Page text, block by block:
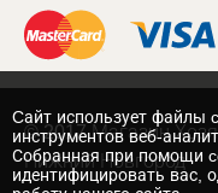
© 2017 Магазин
Нижний Новгород
Cайт использует файлы
инструментов веб-
Собранная при помощи
идентифицировать вас,